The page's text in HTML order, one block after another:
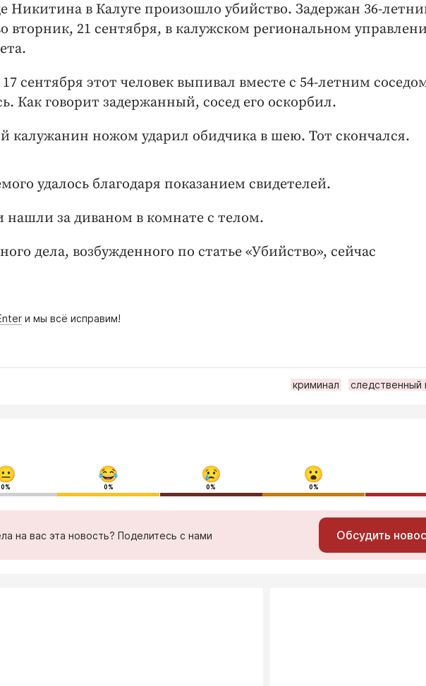
Никитина в Калуге произошло убийство. Задержан 36-
вторник, 21 сентября, в калужском региональном
сентября этот человек выпивал вместе с 54-летним
Как говорит задержанный, сосед его оскорбил.
калужанин ножом ударил обидчика в шею. Тот скончался.
удалось благодаря показанием свидетелей.
нашли за диваном в комнате с телом.
дела, возбужденного по статье «Убийство», сейчас
и мы всё исправим!
криминал следственный
0% 0% 0% 0%
на вас эта новость? Поделитесь с нами Обсудить